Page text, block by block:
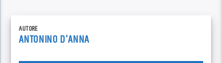
AUTORE
ANTONINO D'ANNA